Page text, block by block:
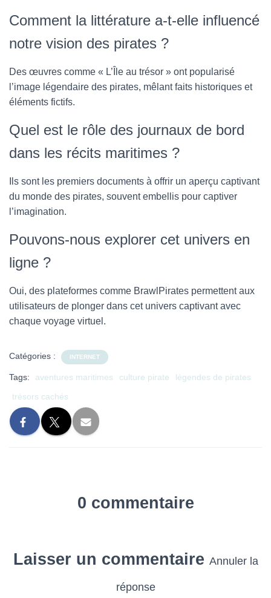
Comment la littérature a-t-elle influencé
notre vision des pirates ?
Des œuvres comme « L’Île au trésor » ont popularisé
l’image légendaire des pirates, mêlant faits historiques et
éléments fictifs.
Quel est le rôle des journaux de bord
dans les récits maritimes ?
Ils sont les premiers documents à offrir un aperçu captivant
du monde des pirates, souvent embellis pour captiver
l’imagination.
Pouvons-nous explorer cet univers en
ligne ?
Oui, des plateformes comme BrawlPirates permettent aux
utilisateurs de plonger dans cet univers captivant avec
chaque voyage virtuel.
Catégories : INTERNET
Tags: aventures maritimes culture pirate
légendes de pirates
trésors cachés
0 commentaire
Laisser un commentaire Annuler la
réponse